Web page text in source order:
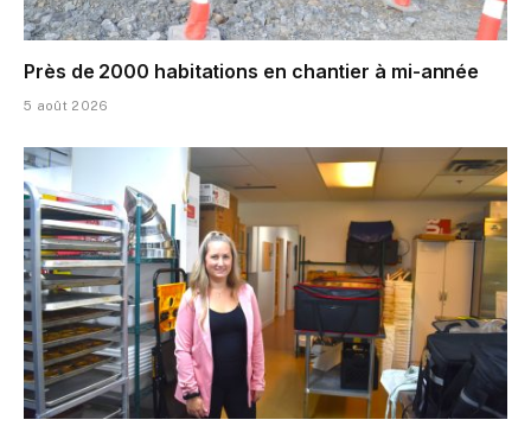
Près de 2000 habitations en chantier à mi-année
5 août 2026